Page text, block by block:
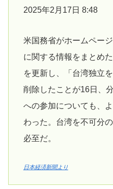
2025年2月17日 8:48
米国務省がホームペー
に関する情報をまとめ
を更新し、「台湾独立
削除したことが16日、
への参加についても、
わった。台湾を不可分
必至だ。
日本経済新聞より